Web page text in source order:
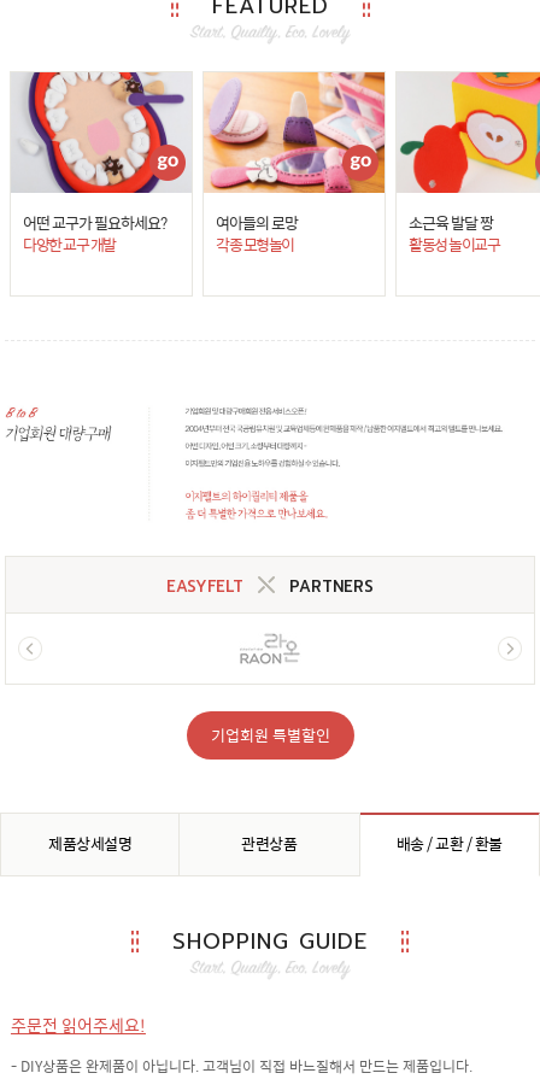
어떤 교구가 필요하세요?
다양한 교구 개발
여아들의 로망
각종 모형놀이
소근육 발달 짱
활동성 놀이교구
EASYFELT PARTNERS
기업회원 특별할인
제품상세설명 관련상품 배송 / 교환 / 환불
SHOPPING GUIDE
주문전 읽어주세요!
- DIY상품은 완제품이 아닙니다. 고객님이 직접 바느질해서 만드는 제품입니다.